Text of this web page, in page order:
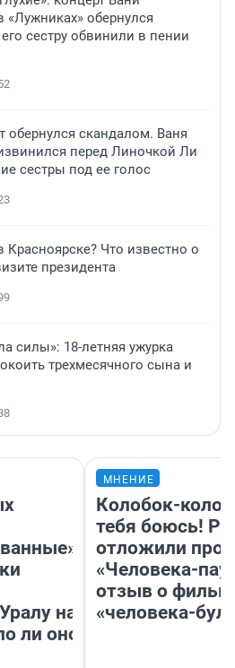
обернулся
сестру обвинили в пении
обернулся скандалом. Ваня
перед Линочкой Ли
сестры под ее голос
Красноярске? Что известно о
президента
силы»: 18-летняя ужурка
трехмесячного сына и
на
ли оно
МНЕНИЕ
Колобок-
тебя боюсь!
отложили
«Человека-
отзыв о
«человека-